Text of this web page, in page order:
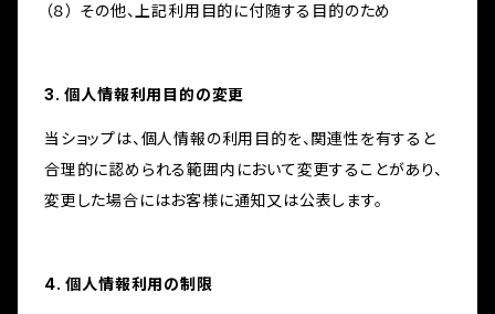
（８） その他、上記利用目的に付随する目的のため
3. 個人情報利用目的の変更
当ショップは、個人情報の利用目的を、関連性を有すると
合理的に認められる範囲内において変更することがあり、
変更した場合にはお客様に通知又は公表します。
4. 個人情報利用の制限